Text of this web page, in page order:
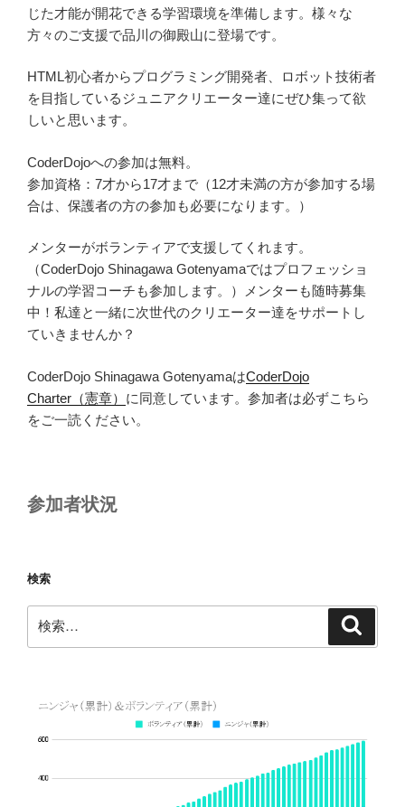
じた才能が開花できる学習環境を準備します。様々な
方々のご支援で品川の御殿山に登場です。
HTML初心者からプログラミング開発者、ロボット技術者
を目指しているジュニアクリエーター達にぜひ集って欲
しいと思います。
CoderDojoへの参加は無料。
参加資格：7才から17才まで（12才未満の方が参加する場
合は、保護者の方の参加も必要になります。）
メンターがボランティアで支援してくれます。
（CoderDojo Shinagawa Gotenyamaではプロフェッショ
ナルの学習コーチも参加します。）メンターも随時募集
中！私達と一緒に次世代のクリエーター達をサポートし
ていきませんか？
CoderDojo Shinagawa GotenyamaはCoderDojo
Charter（憲章） に同意しています。参加者は必ずこちら
をご一読ください。
参加者状況
検索
索: